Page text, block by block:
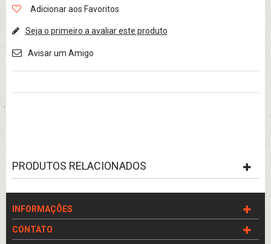
Adicionar aos Favoritos
Seja o primeiro a avaliar este produto
Avisar um Amigo
PRODUTOS RELACIONADOS
INFORMAÇÕES
CONTATO